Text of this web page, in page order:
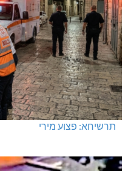
תרשיחא: פצוע מירי